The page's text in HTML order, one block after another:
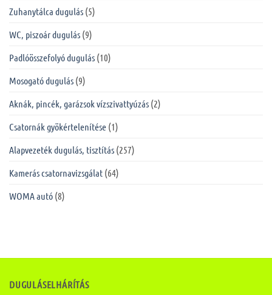
Zuhanytálca dugulás (5)
WC, piszoár dugulás (9)
Padlóösszefolyó dugulás (10)
Mosogató dugulás (9)
Aknák, pincék, garázsok vízszivattyúzás (2)
Csatornák gyökértelenítése (1)
Alapvezeték dugulás, tisztítás (257)
Kamerás csatornavizsgálat (64)
WOMA autó (8)
DUGULÁSELHÁRÍTÁS